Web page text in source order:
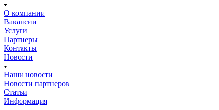
О компании
Вакансии
Услуги
Партнеры
Контакты
Новости
Наши новости
Новости партнеров
Статьи
Информация